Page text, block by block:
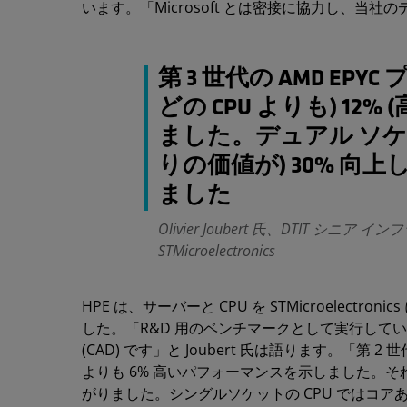
います。「Microsoft とは密接に協力し、当社の
第 3 世代の AMD
どの CPU よりも) 12%
ました。デュアル ソ
りの価値が) 30% 向上
ました
Olivier Joubert 氏、DTIT シニア イン
STMicroelectronics
HPE は、サーバーと CPU を
した。「R&D 用のベンチマークとして実行して
(CAD) です」と Joubert 氏は語ります。「第 2
よりも 6% 高いパフォーマンスを示しました。
がりました。シングルソケットの CPU ではコア